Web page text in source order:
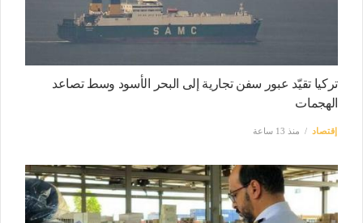
تركيا تقيّد عبور سفن تجارية إلى البحر الأسود وسط تصاعد
الهجمات
إقتصاد منذ 13 ساعة